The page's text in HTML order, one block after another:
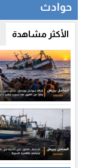
حوادث
الأكثر مشاهدة